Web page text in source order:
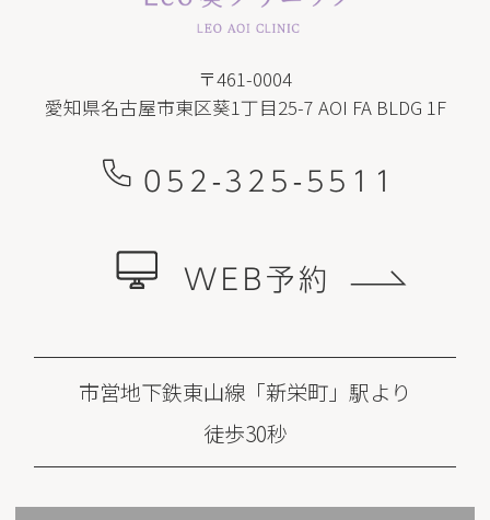
〒461-0004
愛知県名古屋市東区葵1丁目25-7 AOI FA BLDG 1F
052-325-5511
WEB予約
市営地下鉄東山線「新栄町」駅より
徒歩30秒